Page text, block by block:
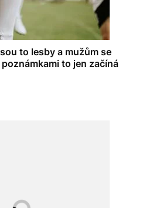
to lesby a mužům se
to jen začíná